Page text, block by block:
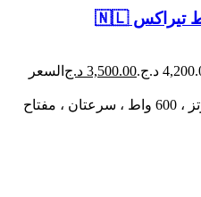
3,500.00 د.ج السعر
220 فولت – 240 فولت ، 50/60 هرتز ، 600 واط ، سرعتان ، مفتاح